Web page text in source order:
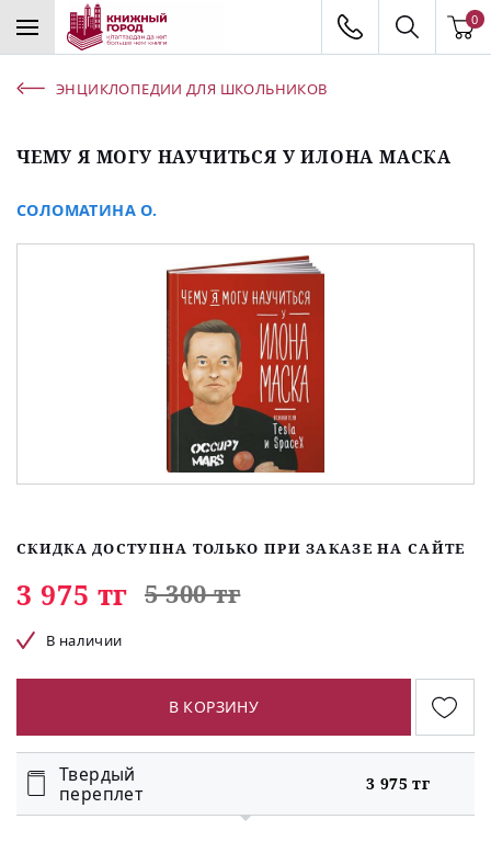
0
ЭНЦИКЛОПЕДИИ ДЛЯ ШКОЛЬНИКОВ
ЧЕМУ Я МОГУ НАУЧИТЬСЯ У ИЛОНА МАСКА
СОЛОМАТИНА О.
СКИДКА ДОСТУПНА ТОЛЬКО ПРИ ЗАКАЗЕ НА САЙТЕ
3 975 тг 5 300 тг
В наличии
В КОРЗИНУ
Твердый
переплет
3 975 тг